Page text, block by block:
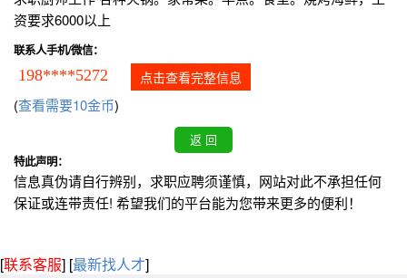
资要求6000以上
联系人手机/微信：
198****5272 点击查看完整信息
(查看需要10金币)
特此声明：
信息真伪请自行辨别，求职应聘须谨慎，网站对此不承担任何
保证或连带责任! 希望我们的平台能为您带来更多的便利！
[联系客服] [最新找人才]